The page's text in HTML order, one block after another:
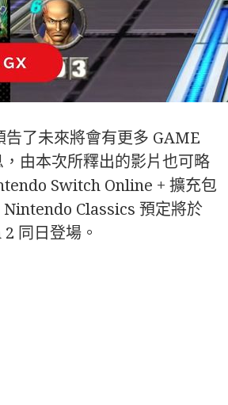
了未來將會有更多 GAME
，由本次所釋出的影片也可略
Switch Online + 擴充包
Nintendo Classics 預定將於
同日登場。